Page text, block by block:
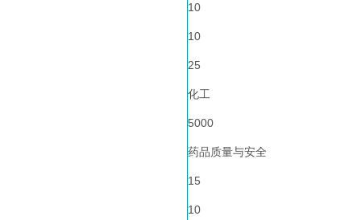
10
10
25
化工
5000
药品质量与安全
15
10